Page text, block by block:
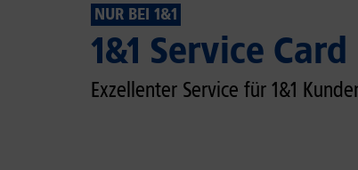
NUR BEI 1&1
1&1 Service
Exzellenter Service für 1&1